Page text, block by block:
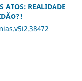
ATOS: REALIDADE